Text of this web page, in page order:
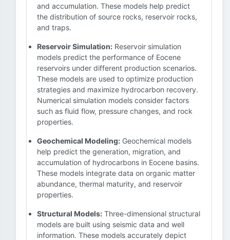
and accumulation. These models help predict
the distribution of source rocks, reservoir rocks,
and traps.
Reservoir Simulation: Reservoir simulation
models predict the performance of Eocene
reservoirs under different production scenarios.
These models are used to optimize production
strategies and maximize hydrocarbon recovery.
Numerical simulation models consider factors
such as fluid flow, pressure changes, and rock
properties.
Geochemical Modeling: Geochemical models
help predict the generation, migration, and
accumulation of hydrocarbons in Eocene basins.
These models integrate data on organic matter
abundance, thermal maturity, and reservoir
properties.
Structural Models: Three-dimensional structural
models are built using seismic data and well
information. These models accurately depict